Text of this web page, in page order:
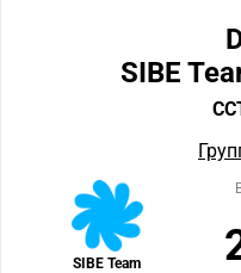
SIBE
SIBE Team